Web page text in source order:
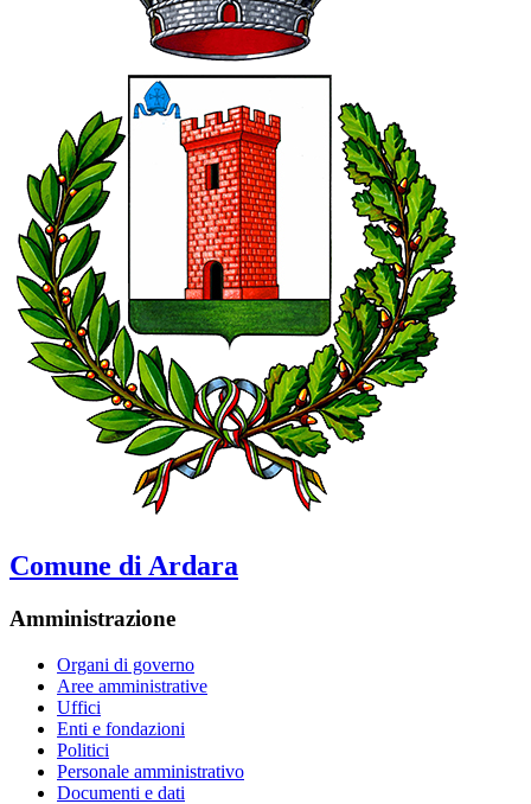
Comune di Ardara
Amministrazione
Organi di governo
Aree amministrative
Uffici
Enti e fondazioni
Politici
Personale amministrativo
Documenti e dati